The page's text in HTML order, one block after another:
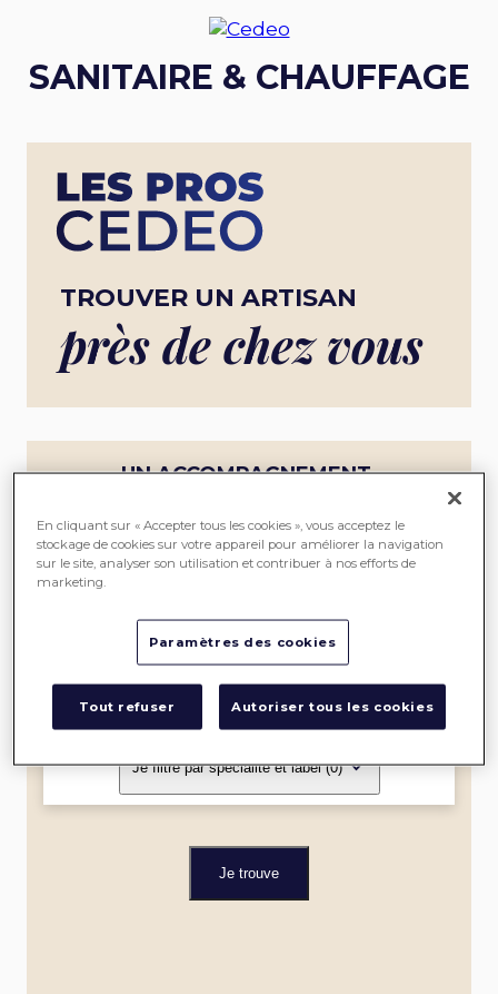
SANITAIRE & CHAUFFAGE
TROUVER UN ARTISAN
près de chez vous
UN ACCOMPAGNEMENT
SEREIN
ME
Dans un rayon de
Je filtre par spécialité et label(0)
Je trouve
En cliquant sur « Accepter tous les cookies », vous acceptez le
stockage de cookies sur votre appareil pour améliorer la navigation
sur le site, analyser son utilisation et contribuer à nos efforts de
marketing.
Paramètres des cookies
Tout refuser Autoriser tous les cookies